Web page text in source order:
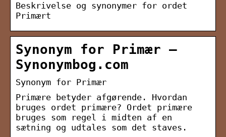
Beskrivelse og synonymer for ordet
Primært
Synonym for Primær –
Synonymbog.com
Synonym for Primær
Primære betyder afgørende. Hvordan
bruges ordet primære? Ordet primære
bruges som regel i midten af ​​en
sætning og udtales som det staves.